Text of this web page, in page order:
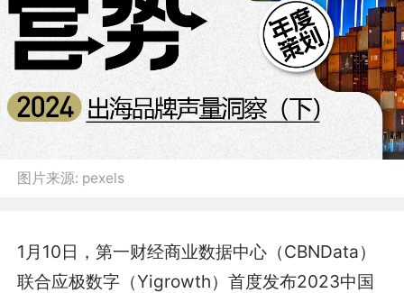
图片来源: pexels
1月10日，第一财经商业数据中心（CBNData）
联合应极数字（Yigrowth）首度发布2023中国